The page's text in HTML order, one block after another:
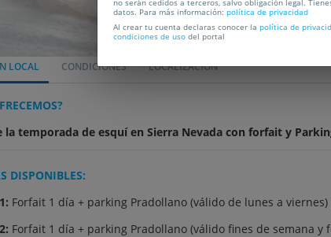
LOCAL CONDICIONES LOCALIZACIÓN
la temporada de esquí en Sierra Nevada con forfait y
DISPONIBLES:
Forfait 1 día + parking Pradollano (válido de lunes a viernes)
Forfait 1 día + parking Pradollano (válido fines de semana y
no serán cedidos a terceros, salvo obligación legal.
datos. Para más información: política de privacidad
Al crear tu cuenta declaras conocer la política de
condiciones de uso del portal